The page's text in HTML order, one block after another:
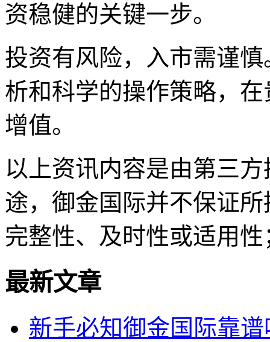
资稳健的关键一步。
投资有风险，入市需谨
析和科学的操作策略，
增值。
以上资讯内容是由第三
途，御金国际并不保证
完整性、及时性或适用
最新文章
新手必知御金国际靠